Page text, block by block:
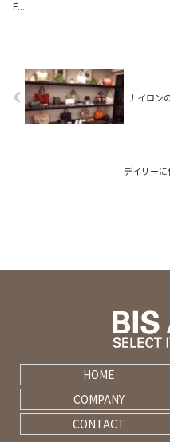
F...
ナイロン
デイリー
HOME
COMPANY
CONTACT